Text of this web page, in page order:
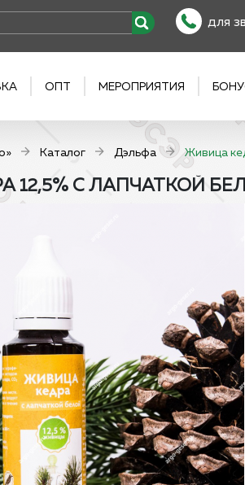
для
ОПТ МЕРОПРИЯТИЯ
Каталог Дэльфа Живица
12,5% С ЛАПЧАТКОЙ